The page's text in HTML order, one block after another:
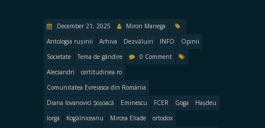
December 21, 2025
Miron Manega
Antologia rușinii
Arhiva Dezvăluiri INFO
Opinii
Societate
Tema de gândire
0 Comment
Alecsandri
certitudinea.ro
Comunitatea Evreiasca din România
Diana Iovanovici Șoșoacă
Eminescu FCER Goga
Hașdeu
Iorga
Kogălniceanu Mircea Eliade
ortodox